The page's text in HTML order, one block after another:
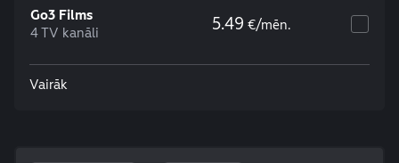
Go3 Films
4 TV kanāli 5.49 €/mēn.
Vairāk